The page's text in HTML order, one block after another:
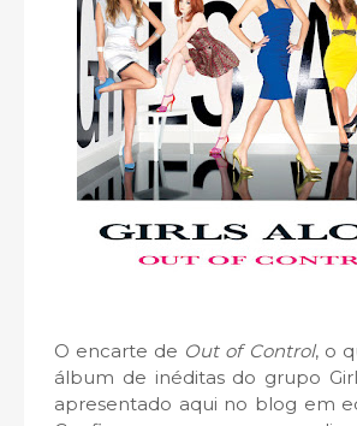
O encarte de Out of Control, o
álbum de inéditas do grupo
apresentado aqui no blog em